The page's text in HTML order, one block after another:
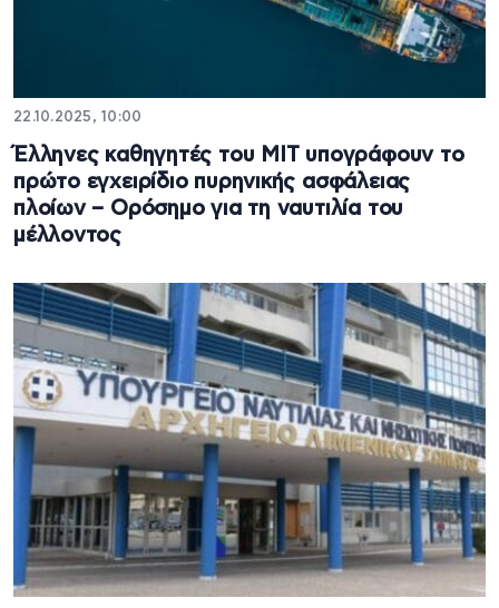
22.10.2025, 10:00
Έλληνες καθηγητές του ΜΙΤ υπογράφουν το
πρώτο εγχειρίδιο πυρηνικής ασφάλειας
πλοίων – Ορόσημο για τη ναυτιλία του
μέλλοντος